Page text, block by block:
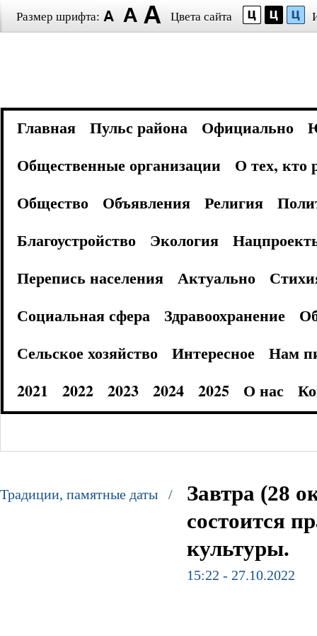
Размер шрифта: Цвета сайта
Главная Пульс района Официально
Общественные организации
О тех, кто
Общество
Объявления Религия
Благоустройство
Экология
Перепись населения
Актуально
Социальная сфера
Здравоохранение
Сельское хозяйство
Интересное
Нам
2021
2022 2023 2024 2025 О нас
Традиции, памятные даты /
Завтра (28
состоится
культуры.
15:22 - 27.10.2022